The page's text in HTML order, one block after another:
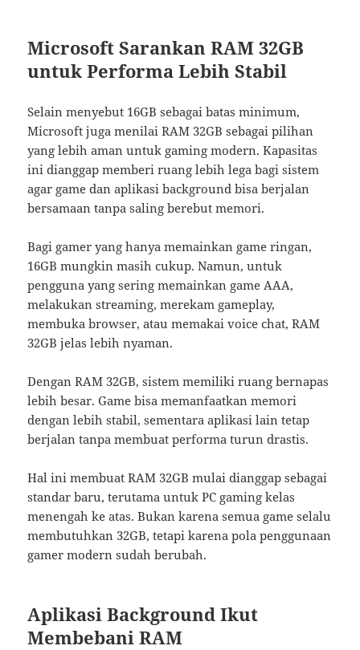
Microsoft Sarankan RAM 32GB
untuk Performa Lebih Stabil
Selain menyebut 16GB sebagai batas minimum,
Microsoft juga menilai RAM 32GB sebagai pilihan
yang lebih aman untuk gaming modern. Kapasitas
ini dianggap memberi ruang lebih lega bagi sistem
agar game dan aplikasi background bisa berjalan
bersamaan tanpa saling berebut memori.
Bagi gamer yang hanya memainkan game ringan,
16GB mungkin masih cukup. Namun, untuk
pengguna yang sering memainkan game AAA,
melakukan streaming, merekam gameplay,
membuka browser, atau memakai voice chat, RAM
32GB jelas lebih nyaman.
Dengan RAM 32GB, sistem memiliki ruang bernapas
lebih besar. Game bisa memanfaatkan memori
dengan lebih stabil, sementara aplikasi lain tetap
berjalan tanpa membuat performa turun drastis.
Hal ini membuat RAM 32GB mulai dianggap sebagai
standar baru, terutama untuk PC gaming kelas
menengah ke atas. Bukan karena semua game selalu
membutuhkan 32GB, tetapi karena pola penggunaan
gamer modern sudah berubah.
Aplikasi Background Ikut
Membebani RAM